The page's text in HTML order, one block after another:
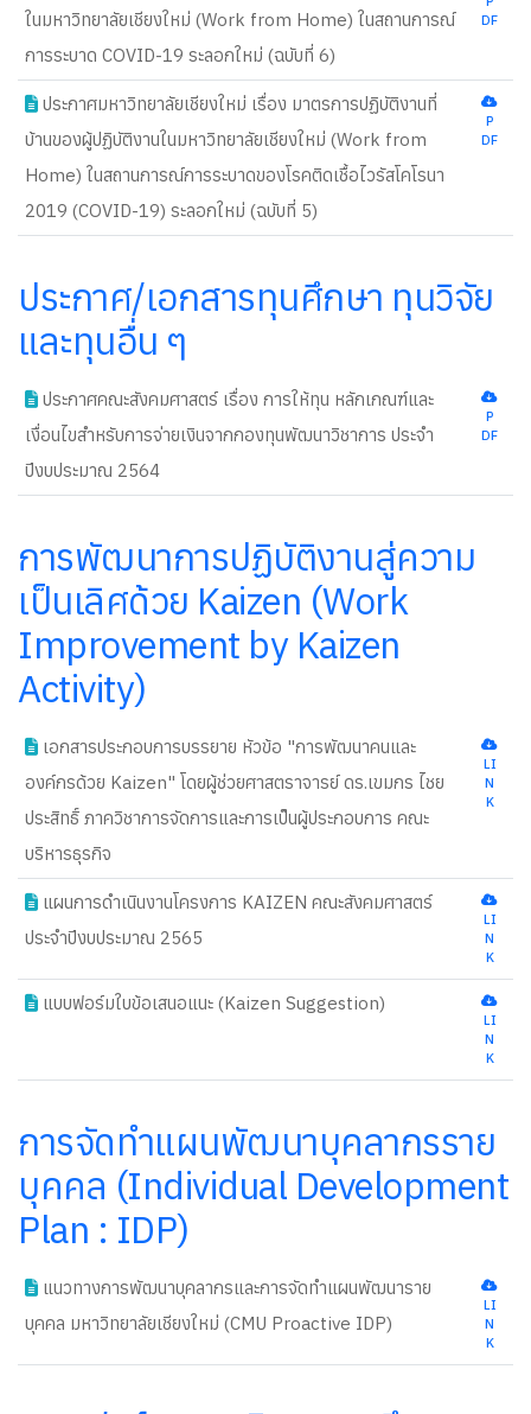
ในมหาวิทยาลัยเชียงใหม่ (Work from Home) ในสถานการณ์
การระบาด COVID-19 ระลอกใหม่ (ฉบับที่ 6)
DF
ประกาศมหาวิทยาลัยเชียงใหม่ เรื่อง มาตรการปฏิบัติงานที่
บ้านของผู้ปฏิบัติงานในมหาวิทยาลัยเชียงใหม่ (Work from
Home) ในสถานการณ์การระบาดของโรคติดเชื้อไวรัสโคโรนา
2019 (COVID-19) ระลอกใหม่ (ฉบับที่ 5)
P
DF
ประกาศ/เอกสารทุนศึกษา ทุนวิจัย
และทุนอื่น ๆ
ประกาศคณะสังคมศาสตร์ เรื่อง การให้ทุน หลักเกณฑ์และ
เงื่อนไขสำหรับการจ่ายเงินจากกองทุนพัฒนาวิชาการ ประจำ
ปีงบประมาณ 2564
P
DF
การพัฒนาการปฏิบัติงานสู่ความ
เป็นเลิศด้วย Kaizen (Work
Improvement by Kaizen
Activity)
เอกสารประกอบการบรรยาย หัวข้อ "การพัฒนาคนและ
องค์กรด้วย Kaizen" โดยผู้ช่วยศาสตราจารย์ ดร.เขมกร ไชย
ประสิทธิ์ ภาควิชาการจัดการและการเป็นผู้ประกอบการ คณะ
บริหารธุรกิจ
LI
N
K
แผนการดำเนินงานโครงการ KAIZEN คณะสังคมศาสตร์
ประจำปีงบประมาณ 2565
LI
N
K
แบบฟอร์มใบข้อเสนอแนะ (Kaizen Suggestion)
LI
N
K
การจัดทำแผนพัฒนาบุคลากรราย
บุคคล (Individual Development
Plan : IDP)
แนวทางการพัฒนาบุคลากรและการจัดทำแผนพัฒนาราย
บุคคล มหาวิทยาลัยเชียงใหม่ (CMU Proactive IDP)
LI
N
K